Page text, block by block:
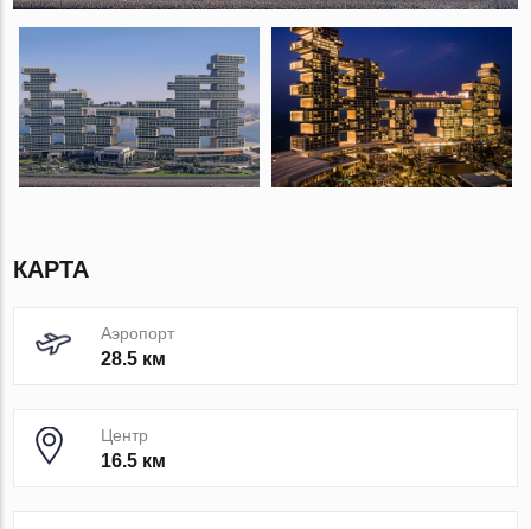
КАРТА
Аэропорт
28.5 км
Центр
16.5 км